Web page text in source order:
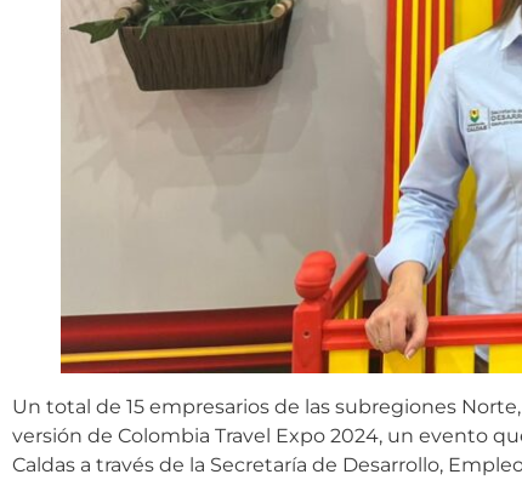
Un total de 15 empresarios de las subregiones
versión de Colombia Travel Expo 2024, un evento
Caldas a través de la Secretaría de Desarrollo,